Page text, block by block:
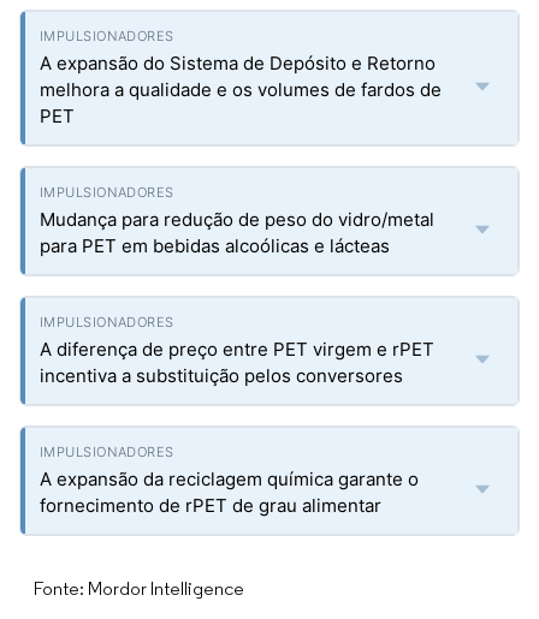
A expansão do Sistema de Depósito e Retorno
melhora a qualidade e os volumes de fardos de
PET
Mudança para redução de peso do vidro/metal
para PET em bebidas alcoólicas e lácteas
A diferença de preço entre PET virgem e rPET
incentiva a substituição pelos conversores
A expansão da reciclagem química garante o
fornecimento de rPET de grau alimentar
Fonte: Mordor Intelligence